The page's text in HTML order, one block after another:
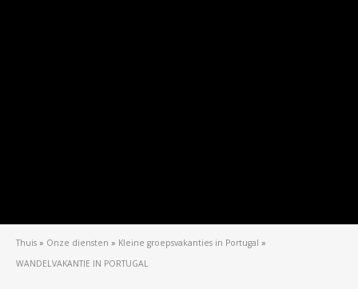
Thuis » Onze diensten » Kleine groepsvakanties in Portugal »
WANDELVAKANTIE IN PORTUGAL